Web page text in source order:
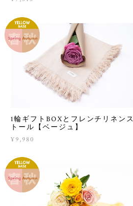
1輪ギフトBOXとフレンチリネンス
トール【ベージュ】
¥9,980